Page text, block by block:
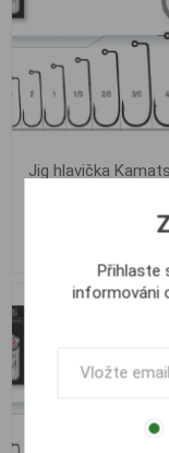
Jig hlavička
Přihlaste
informováni